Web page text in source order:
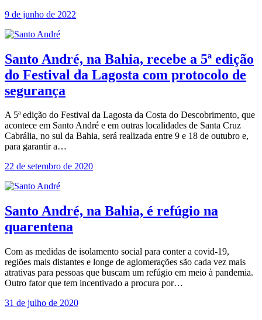
9 de junho de 2022
Santo André, na Bahia, recebe a 5ª edição
do Festival da Lagosta com protocolo de
segurança
A 5ª edição do Festival da Lagosta da Costa do Descobrimento, que
acontece em Santo André e em outras localidades de Santa Cruz
Cabrália, no sul da Bahia, será realizada entre 9 e 18 de outubro e,
para garantir a…
22 de setembro de 2020
Santo André, na Bahia, é refúgio na
quarentena
Com as medidas de isolamento social para conter a covid-19,
regiões mais distantes e longe de aglomerações são cada vez mais
atrativas para pessoas que buscam um refúgio em meio à pandemia.
Outro fator que tem incentivado a procura por…
31 de julho de 2020